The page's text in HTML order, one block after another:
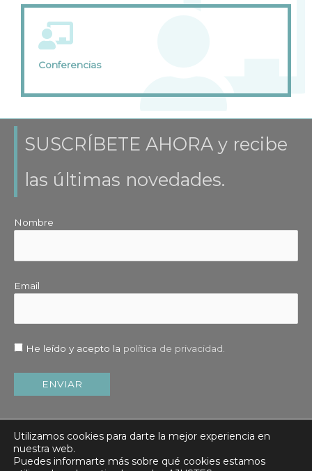
Conferencias
SUSCRÍBETE AHORA y recibe
las últimas novedades.
Nombre
Email
He leído y acepto la política de privacidad.
Copyright © 2026
Largo
Utilizamos cookies para darte la mejor experiencia en
nuestra web.
Puedes informarte más sobre qué cookies estamos